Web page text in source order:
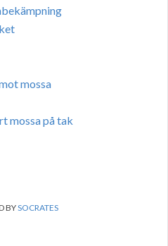
mossa
mossa på tak
BYSOCRATES